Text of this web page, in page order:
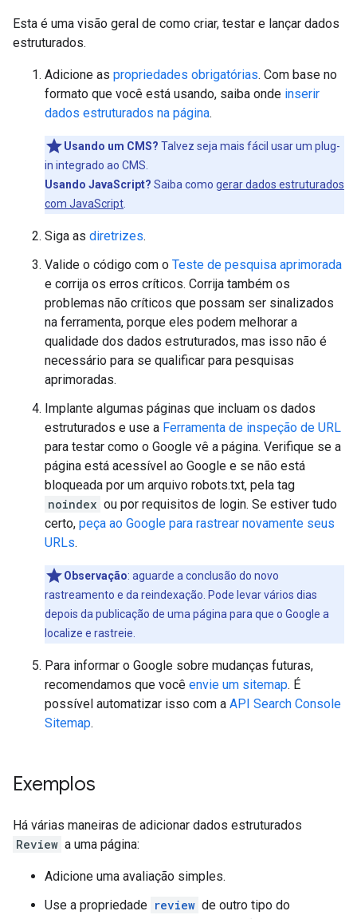
Esta é uma visão geral de como criar, testar e lançar dados
estruturados.
Adicione as propriedades obrigatórias. Com base no
formato que você está usando, saiba onde inserir
dados estruturados na página.
Usando um CMS? Talvez seja mais fácil usar um plug-
in integrado ao CMS.
Usando JavaScript? Saiba como gerar dados estruturados
com JavaScript
Siga as diretrizes.
Valide o código com o Teste de pesquisa aprimorada
e corrija os erros críticos. Corrija também os
problemas não críticos que possam ser sinalizados
na ferramenta, porque eles podem melhorar a
qualidade dos dados estruturados, mas isso não é
necessário para se qualificar para pesquisas
aprimoradas.
Implante algumas páginas que incluam os dados
estruturados e use a Ferramenta de inspeção de URL
para testar como o Google vê a página. Verifique se a
página está acessível ao Google e se não está
bloqueada por um arquivo robots.txt, pela tag
noindex ou por requisitos de login. Se estiver tudo
certo, peça ao Google para rastrear novamente seus
URLs.
Observação: aguarde a conclusão do novo
rastreamento e da reindexação. Pode levar vários dias
depois da publicação de uma página para que o Google a
localize e rastreie.
Para informar o Google sobre mudanças futuras,
recomendamos que você envie um sitemap. É
possível automatizar isso com a API Search Console
Sitemap.
Exemplos
Há várias maneiras de adicionar dados estruturados
Review a uma página:
Adicione uma avaliação simples.
Use a propriedade review de outro tipo do